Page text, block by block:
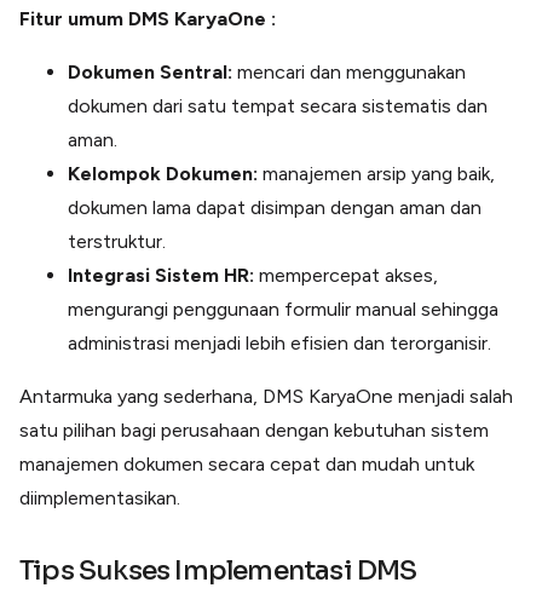
Fitur umum DMS KaryaOne :
Dokumen Sentral: mencari dan menggunakan
dokumen dari satu tempat secara sistematis dan
aman.
Kelompok Dokumen: manajemen arsip yang baik,
dokumen lama dapat disimpan dengan aman dan
terstruktur.
Integrasi Sistem HR: mempercepat akses,
mengurangi penggunaan formulir manual sehingga
administrasi menjadi lebih efisien dan terorganisir.
Antarmuka yang sederhana, DMS KaryaOne menjadi salah
satu pilihan bagi perusahaan dengan kebutuhan sistem
manajemen dokumen secara cepat dan mudah untuk
diimplementasikan.
Tips Sukses Implementasi DMS